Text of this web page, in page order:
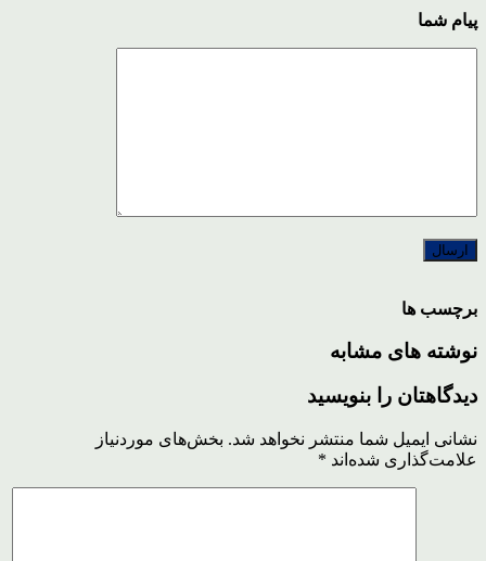
پیام شما
برچسب ها
نوشته های مشابه
دیدگاهتان را بنویسید
نشانی ایمیل شما منتشر نخواهد شد. بخش‌های موردنیاز
علامت‌گذاری شده‌اند *